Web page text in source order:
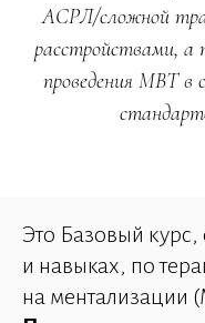
АСРЛ/сложной
расстройствами, а
проведения MBT в
Это Базовый
и навыках, по
на ментализации